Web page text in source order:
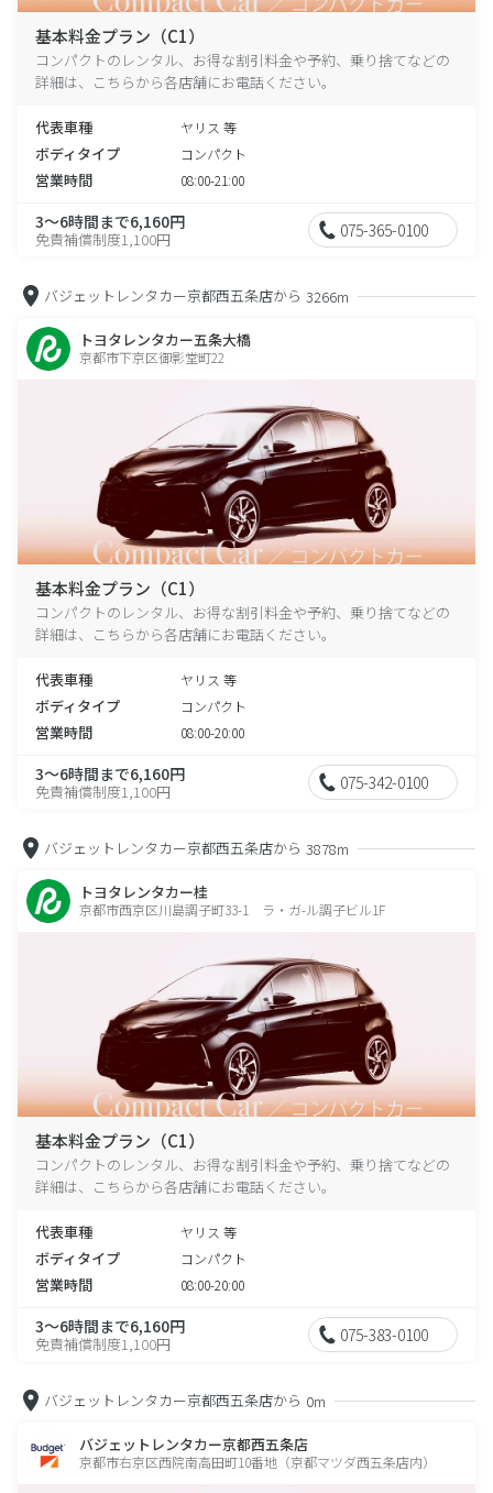
基本料金プラン（C1）
コンパクトのレンタル、お得な割引料金や予約、乗り捨てなどの
詳細は、こちらから各店舗にお電話ください。
代表車種 ヤリス 等
ボディタイプ コンパクト
営業時間 08:00-21:00
3～6時間まで6,160円
免責補償制度1,100円 075-365-0100
バジェットレンタカー京都西五条店から 3266m
トヨタレンタカー五条大橋
京都市下京区御影堂町22
基本料金プラン（C1）
コンパクトのレンタル、お得な割引料金や予約、乗り捨てなどの
詳細は、こちらから各店舗にお電話ください。
代表車種 ヤリス 等
ボディタイプ コンパクト
営業時間 08:00-20:00
3～6時間まで6,160円
免責補償制度1,100円 075-342-0100
バジェットレンタカー京都西五条店から 3878m
トヨタレンタカー桂
京都市西京区川島調子町33-1 ラ・ガ-ル調子ビル1F
基本料金プラン（C1）
コンパクトのレンタル、お得な割引料金や予約、乗り捨てなどの
詳細は、こちらから各店舗にお電話ください。
代表車種 ヤリス 等
ボディタイプ コンパクト
営業時間 08:00-20:00
3～6時間まで6,160円
免責補償制度1,100円 075-383-0100
バジェットレンタカー京都西五条店から 0m
バジェットレンタカー京都西五条店
京都市右京区西院南高田町10番地（京都マツダ西五条店内）